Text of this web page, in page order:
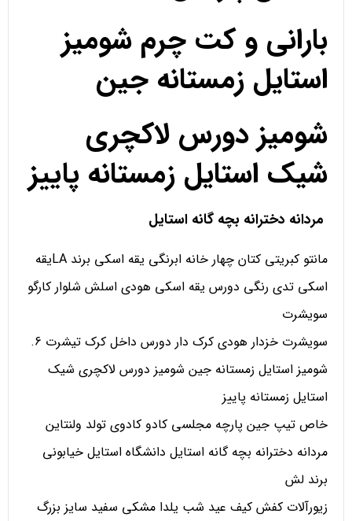
بارانی و کت چرم شومیز
استایل زمستانه جین
شومیز دورس لاکچری
شیک استایل زمستانه پاییز
مردانه دخترانه بچه گانه استایل
مانتو کبریتی کتان چهار خانه ابرنگی یقه اسکی برند LAیقه
اسکی تدی رنگی دورس یقه اسکی هودی اسلش شلوار کارگو
سویشرت
سویشرت خزدار هودی کرک دار دورس داخل کرک تیشرت 6.
شومیز استایل زمستانه جین شومیز دورس لاکچری شیک
استایل زمستانه پاییز
خاص تیپ جین پارچه مجلسی کادو کادوی تولد ولنتاین
مردانه دخترانه بچه گانه استایل دانشگاه استایل خیابونی
برند لش
زیورآلات کفش کیف عید شب یلدا مشکی سفید سایز بزرگ